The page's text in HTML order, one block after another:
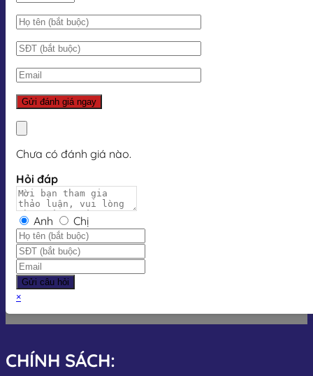
Chưa có đánh giá nào.
Hỏi đáp
Anh Chị
Gửi câu hỏi
×
CHÍNH SÁCH: